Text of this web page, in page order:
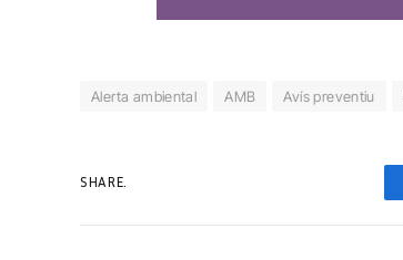
Alerta ambiental AMB Avís preventiu
SHARE.